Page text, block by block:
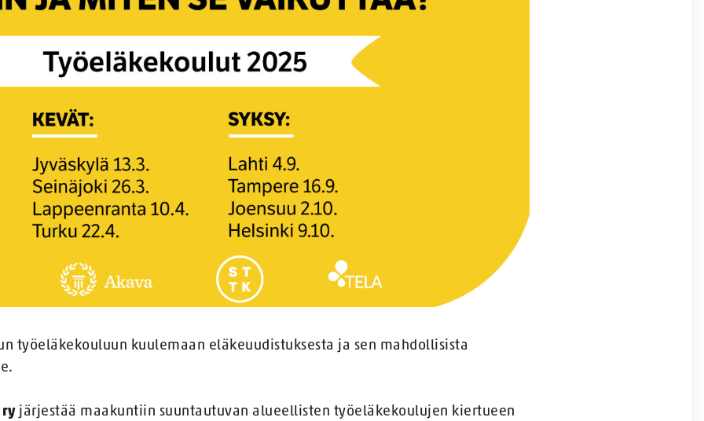
työeläkekouluun kuulemaan eläkeuudistuksesta ja sen mahdollisista
ryjärjestää maakuntiin suuntautuvan alueellisten työeläkekoulujen kiertueen